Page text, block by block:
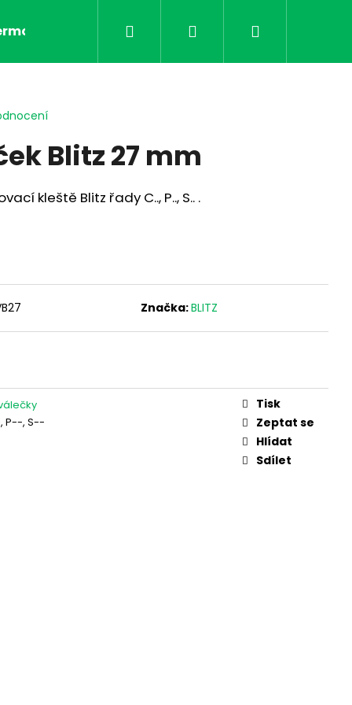
etikety VELUM etikety Cenové etikety
Přihlášení
Blitz 27 mm
kleště Blitz řady C.., P.., S.. .
Značka:BLITZ
P--, S--
Tisk
Zeptat se
Hlídat
Sdílet
Následující
57/60/12 BPA 44M